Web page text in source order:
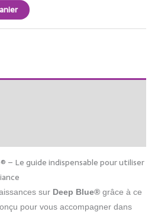
– Le guide indispensable pour utiliser
sur Deep Blue® grâce à ce
pour vous accompagner dans